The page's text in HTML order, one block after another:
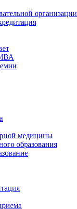
организации
медицины
образования